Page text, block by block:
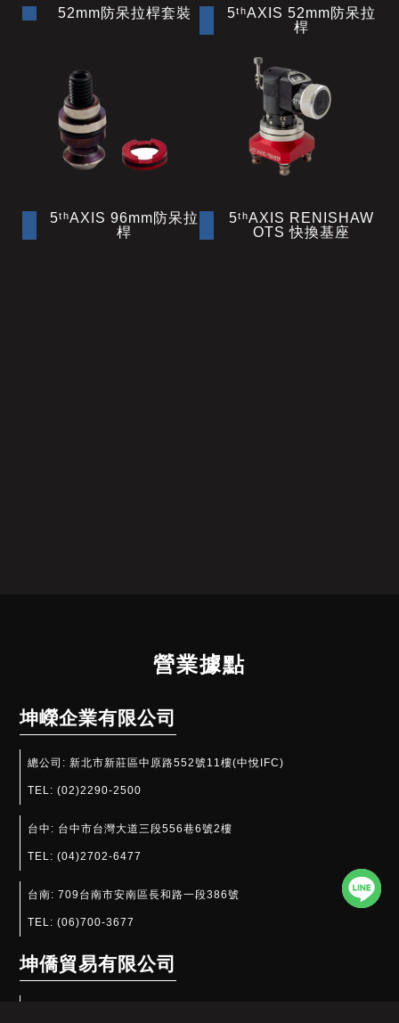
52mm防呆拉桿套裝
5ᵗʰAXIS 52mm防呆拉
桿
5ᵗʰAXIS 96mm防呆拉
桿
5ᵗʰAXIS RENISHAW
OTS 快換基座
營業據點
坤嶸企業有限公司
總公司:新北市新莊區中原路552號11樓(中悅IFC)
TEL:(02)2290-2500
台中: 台中市台灣大道三段556巷6號2樓
TEL:(04)2702-6477
台南:709台南市安南區長和路一段386號
TEL:(06)700-3677
坤僑貿易有限公司